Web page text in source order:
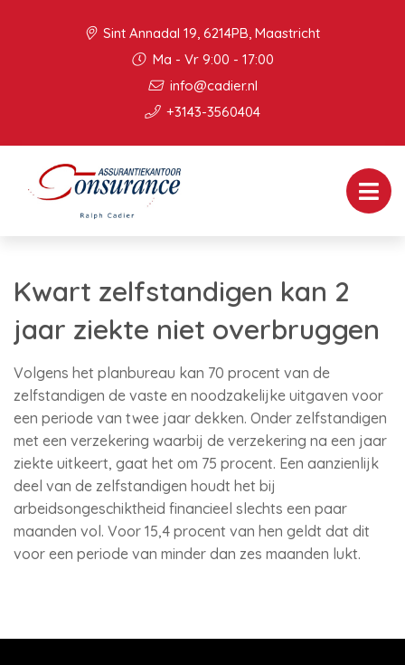
Sint Annadal 19, 6214PB, Maastricht
Ma - Vr 9:00 - 17:00
info@cadier.nl
+3143-3560404
Kwart zelfstandigen kan 2
jaar ziekte niet overbruggen
Volgens het planbureau kan 70 procent van de
zelfstandigen de vaste en noodzakelijke uitgaven voor
een periode van twee jaar dekken. Onder zelfstandigen
met een verzekering waarbij de verzekering na een jaar
ziekte uitkeert, gaat het om 75 procent. Een aanzienlijk
deel van de zelfstandigen houdt het bij
arbeidsongeschiktheid financieel slechts een paar
maanden vol. Voor 15,4 procent van hen geldt dat dit
voor een periode van minder dan zes maanden lukt.